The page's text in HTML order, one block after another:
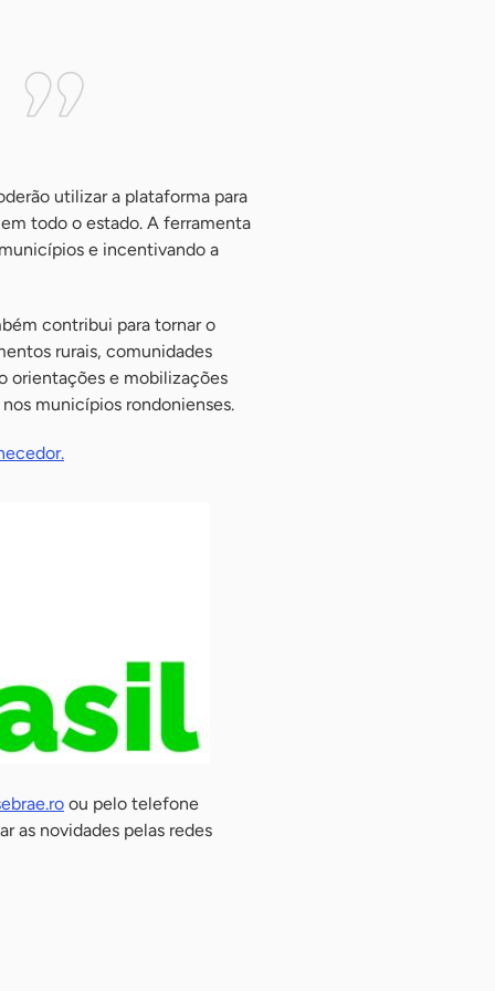
utilizar a plataforma para
todo o estado. A ferramenta
e incentivando a
contribui para tornar o
rurais, comunidades
orientações e mobilizações
municípios rondonienses.
ou pelo telefone
as novidades pelas redes